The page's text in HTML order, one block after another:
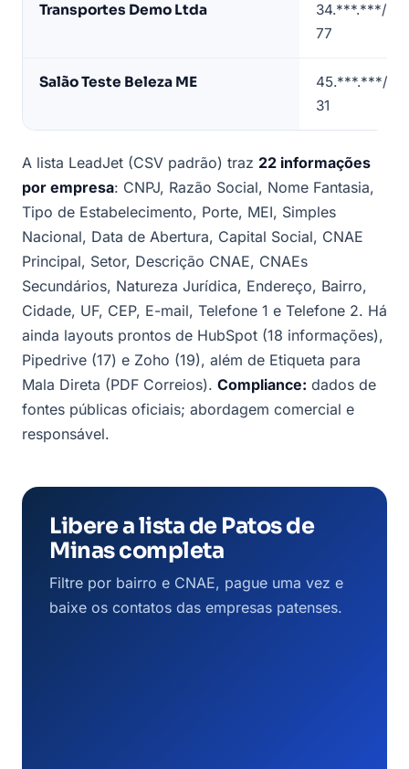
Transportes Demo Ltda
34.***.***/
77
Salão Teste Beleza ME
45.***.***/
31
A lista LeadJet (CSV padrão) traz 22 informações
por empresa: CNPJ, Razão Social, Nome Fantasia,
Tipo de Estabelecimento, Porte, MEI, Simples
Nacional, Data de Abertura, Capital Social, CNAE
Principal, Setor, Descrição CNAE, CNAEs
Secundários, Natureza Jurídica, Endereço, Bairro,
Cidade, UF, CEP, E-mail, Telefone 1 e Telefone 2. Há
ainda layouts prontos de HubSpot (18 informações),
Pipedrive (17) e Zoho (19), além de Etiqueta para
Mala Direta (PDF Correios). Compliance: dados de
fontes públicas oficiais; abordagem comercial e
responsável.
Libere a lista de Patos de
Minas completa
Filtre por bairro e CNAE, pague uma vez e
baixe os contatos das empresas patenses.